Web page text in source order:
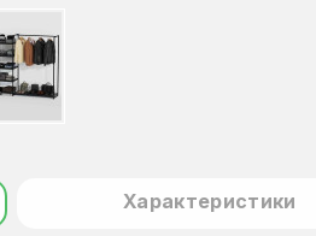
Характеристики